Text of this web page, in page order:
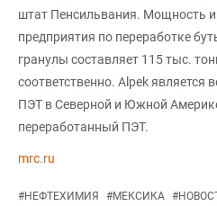
штат Пенсильвания. Мощность
предприятия по переработке
гранулы составляет 115 тыс.
соответственно. Alpek является
ПЭТ в Северной и Южной
переработанный ПЭТ.
mrc.ru
#НЕФТЕХИМИЯ #МЕКСИКА #